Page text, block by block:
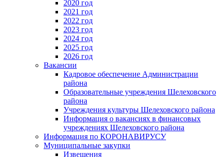
2020 год
2021 год
2022 год
2023 год
2024 год
2025 год
2026 год
Вакансии
Кадровое обеспечение Администрации
района
Образовательные учреждения Шелеховского
района
Учреждения культуры Шелеховского района
Информация о вакансиях в финансовых
учреждениях Шелеховского района
Информация по КОРОНАВИРУСУ
Муниципальные закупки
Извещения